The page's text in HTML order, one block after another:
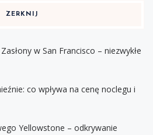
ZERKNIJ
w San Francisco – niezwykłe
co wpływa na cenę noclegu i
Yellowstone – odkrywanie